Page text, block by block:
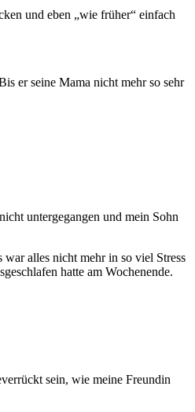
und eben „wie früher“ einfach
er seine Mama nicht mehr so sehr
untergegangen und mein Sohn
alles nicht mehr in so viel Stress
hatte am Wochenende.
sein, wie meine Freundin